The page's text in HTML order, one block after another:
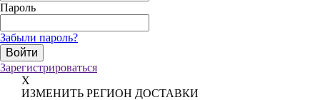
Пароль
Забыли пароль?
Зарегистрироваться
X
ИЗМЕНИТЬ РЕГИОН ДОСТАВКИ